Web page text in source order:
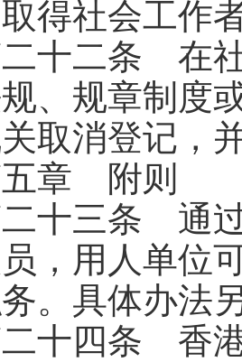
得社会工作
二条 在社
、规章制度
取消登记，
章 附则
三条 通过
，用人单位
。具体办法
四条 香港